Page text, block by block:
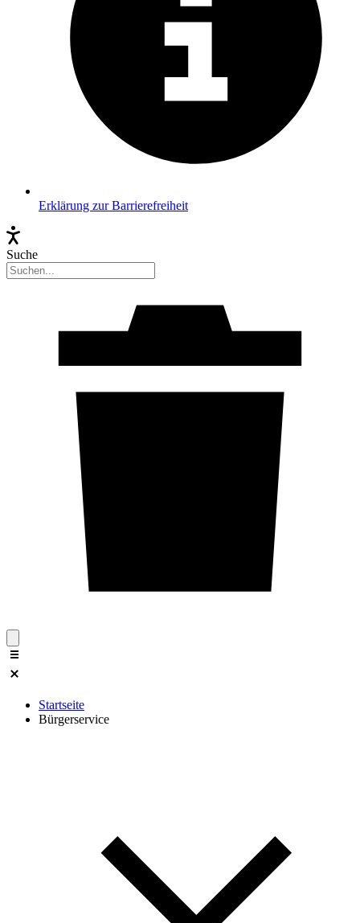
Erklärung zur Barrierefreiheit
Suche
Startseite
Bürgerservice